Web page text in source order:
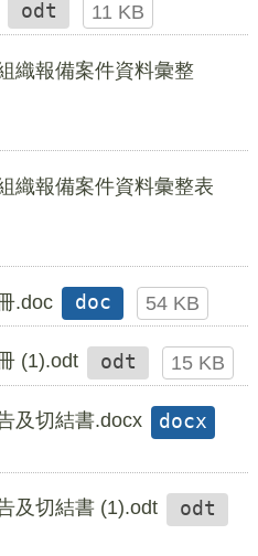
odt 11 KB
織報備案件資料彙整
織報備案件資料彙整表
.doc doc 54 KB
(1).odt odt 15 KB
及切結書.docx
docx
及切結書 (1).odt
odt